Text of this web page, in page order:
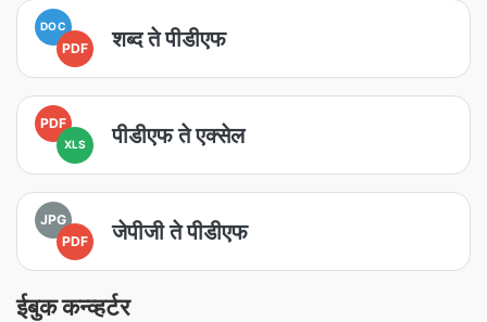
DOC
PDF शब्द ते पीडीएफ
PDF
XLS पीडीएफ ते एक्सेल
JPG
PDF
जेपीजी ते पीडीएफ
ईबुक कन्व्हर्टर